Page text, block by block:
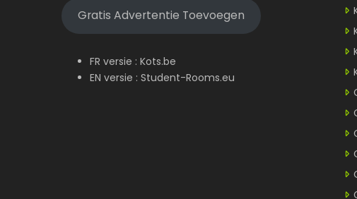
Gratis Advertentie Toevoegen
FR versie : Kots.be
EN versie : Student-Rooms.eu